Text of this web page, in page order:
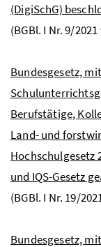
(DigiSchG)
(BGBl. I Nr.9/2021
Bundesgesetz,
Berufstätige,
Land- und
Hochschulgesetz
und IQS-Gesetz
(BGBl. I Nr. 19/
Bundesgesetz,